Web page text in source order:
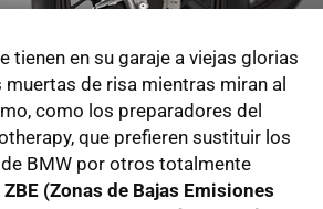
tienen en su garaje a viejas glorias
muertas de risa mientras miran al
como los preparadores del
que prefieren sustituir los
BMW por otros totalmente
(Zonas de Bajas Emisiones